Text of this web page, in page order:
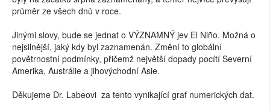
průměr ze všech dnů v roce.
Jinými slovy, bude se jednat o VÝZNAMNÝ jev El Niño. Možná o
nejsilnější, jaký kdy byl zaznamenán. Změní to globální
povětrnostní podmínky, přičemž největší dopady pocítí Severní
Amerika, Austrálie a jihovýchodní Asie.
Děkujeme Dr. Labeovi za tento vynikající graf numerických dat.